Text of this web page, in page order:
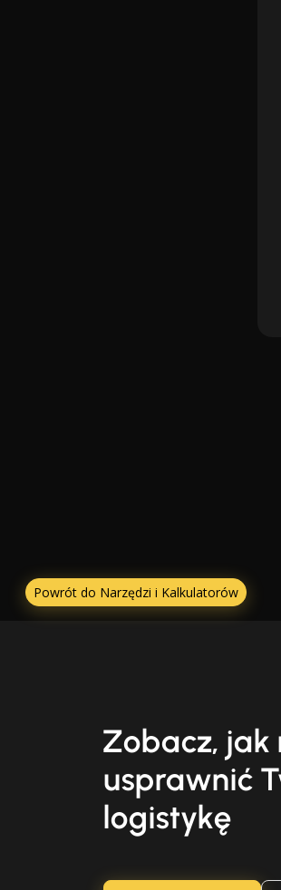
Powrót do Narzędzi i Kalkulatorów
Zobacz, jak
usprawnić
logistykę